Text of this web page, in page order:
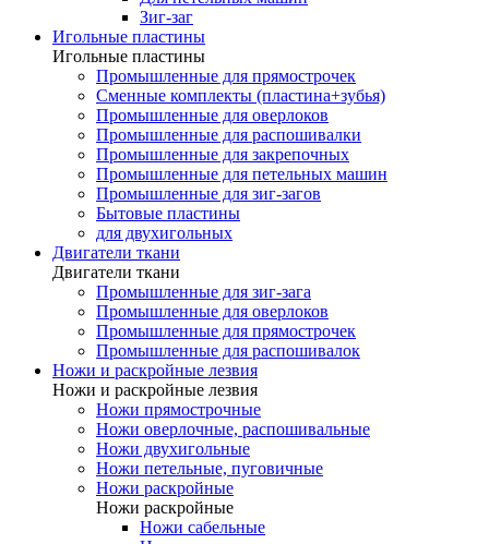
Зиг-заг
Игольные пластины
Игольные пластины
Промышленные для прямострочек
Сменные комплекты (пластина+зубья)
Промышленные для оверлоков
Промышленные для распошивалки
Промышленные для закрепочных
Промышленные для петельных машин
Промышленные для зиг-загов
Бытовые пластины
для двухигольных
Двигатели ткани
Двигатели ткани
Промышленные для зиг-зага
Промышленные для оверлоков
Промышленные для прямострочек
Промышленные для распошивалок
Ножи и раскройные лезвия
Ножи и раскройные лезвия
Ножи прямострочные
Ножи оверлочные, распошивальные
Ножи двухигольные
Ножи петельные, пуговичные
Ножи раскройные
Ножи раскройные
Ножи сабельные